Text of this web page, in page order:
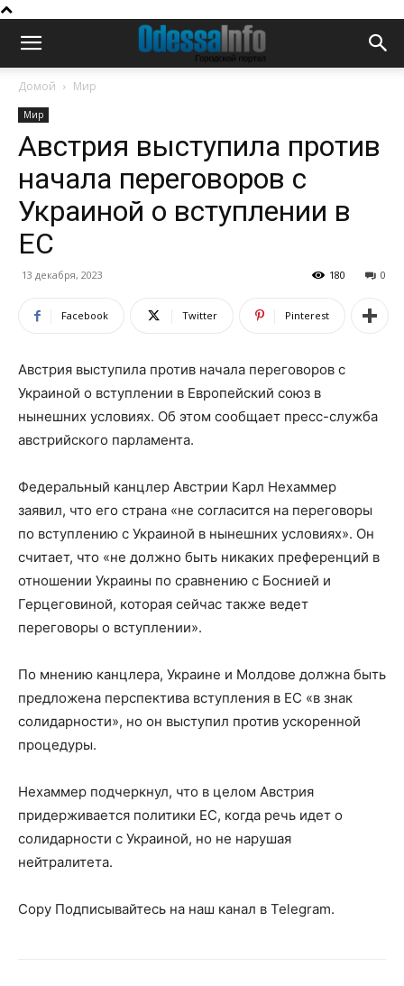
Домой Мир
Мир
Австрия выступила против
начала переговоров с
Украиной о вступлении в
ЕС
13 декабря, 2023 0
180
Facebook Twitter Pinterest
Австрия выступила против начала переговоров с
Украиной о вступлении в Европейский союз в
нынешних условиях. Об этом сообщает пресс-служба
австрийского парламента.
Федеральный канцлер Австрии Карл Нехаммер
заявил, что его страна «не согласится на переговоры
по вступлению с Украиной в нынешних условиях». Он
считает, что «не должно быть никаких преференций в
отношении Украины по сравнению с Боснией и
Герцеговиной, которая сейчас также ведет
переговоры о вступлении».
По мнению канцлера, Украине и Молдове должна быть
предложена перспектива вступления в ЕС «в знак
солидарности», но он выступил против ускоренной
процедуры.
Нехаммер подчеркнул, что в целом Австрия
придерживается политики ЕС, когда речь идет о
солидарности с Украиной, но не нарушая
нейтралитета.
Copy Подписывайтесь на наш канал в Telegram.